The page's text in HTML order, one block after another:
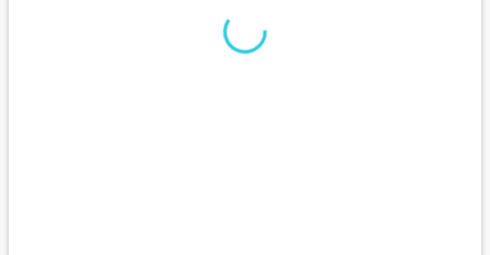
Autour de la Nouvelle-Orléans, de nombreux sites valent le
détour. Les plantations historiques, comme Oak Alley, offrent